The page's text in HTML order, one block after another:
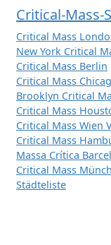
Critical-Mass-
Critical Mass
New York Critical
Critical Mass Berlin
Critical Mass
Brooklyn Critical
Critical Mass
Critical Mass Wien
Critical Mass
Massa Crítica
Critical Mass
Städteliste